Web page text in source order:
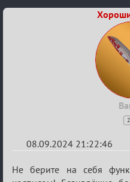
2
08.09.2024 21:22:46
Re:
Не берите на себя